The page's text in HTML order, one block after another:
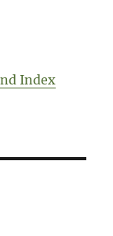
Index